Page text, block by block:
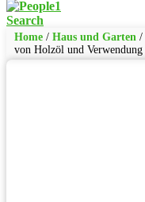
Search
Home / Haus und Garten /
von Holzöl und Verwendung